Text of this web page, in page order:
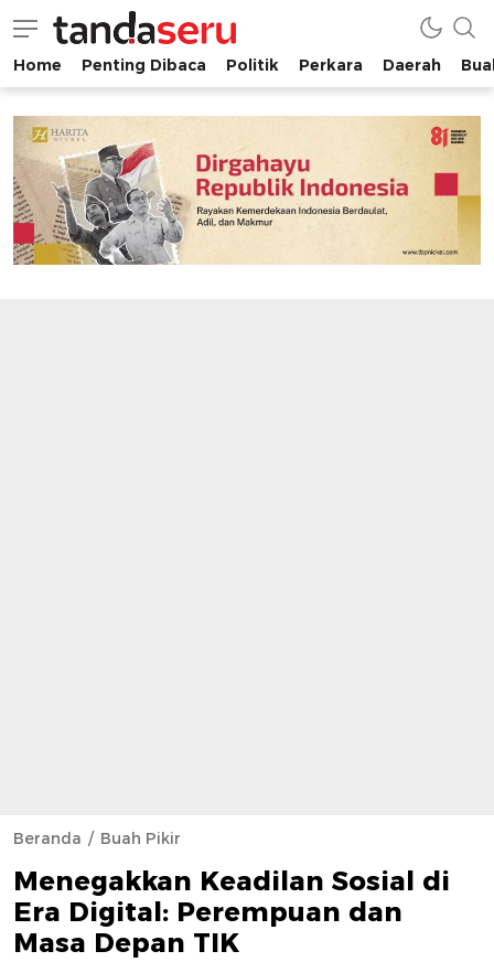
tandaseru.com | Penting Dibaca
tandaseru.com
Home Penting Dibaca Politik Perkara Daerah
Beranda Buah Pikir
Menegakkan Keadilan Sosial di
Era Digital: Perempuan dan
Masa Depan TIK